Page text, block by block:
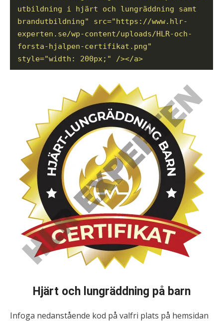
utbildning i hjärt och lungräddning samt
brandutbildning" src="https://www.hlr-
experten.se/wp-content/uploads/HLR-och-
forsta-hjalpen-certifikat.png"
style="width: 200px;" /></a>
Hjärt och lungräddning på barn
Infoga nedanstående kod på valfri plats på hemsidan